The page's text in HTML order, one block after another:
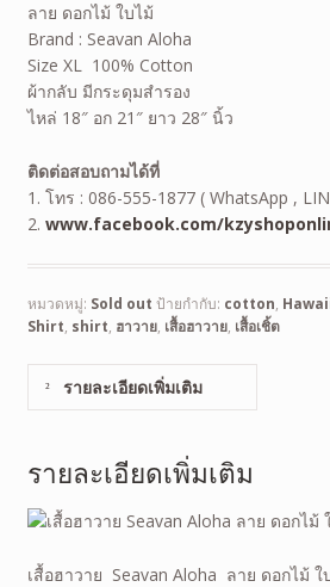
ลาย ดอกไม้ ใบไม้
Brand : Seavan Aloha
Size XL 100% Cotton
ผ้ากลับ มีกระดุมสำรอง
ไหล่ 18″ อก 21″ ยาว 28″ นิ้ว
ติดต่อสอบถามได้ที่
1. โทร : 086-555-1877 ( WhatsApp ,
2. www.facebook.com/
หมวดหมู่: Sold out ป้ายกำกับ: cotton,
Shirt, shirt, ฮาวาย, เสื้อฮาวาย, เสื้อเชิ้ต
รายละเอียดเพิ่มเติม
รายละเอียดเพิ่มเติม
เสื้อฮาวาย Seavan Aloha ลาย ดอกไม้ ใ